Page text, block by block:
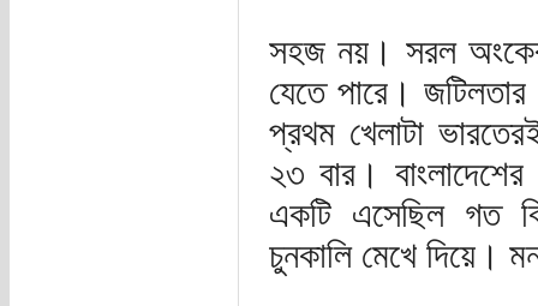
সহজ নয়। সরল অংকের
যেতে পারে।
প্রথম খেলাটা
২৩ বার।
একটি এসেছিল গত
চুনকালি মেখে দিয়ে।